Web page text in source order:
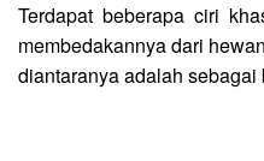
Terdapat beberapa ciri
membedakannya dari
diantaranya adalah sebagai